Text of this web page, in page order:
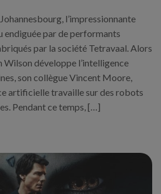
l’impressionnante
endiguée par de performants
par la société Tetravaal. Alors
Wilson développe l’intelligence
son collègue Vincent Moore,
artificielle travaille sur des robots
Pendant ce temps, […]